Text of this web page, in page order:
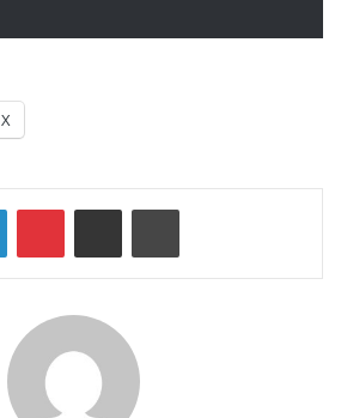
X
LinkedinPinterestPartager par email Imprimer